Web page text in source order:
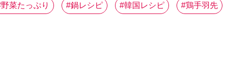
野菜たっぷり 鍋レシピ 韓国レシピ 鶏手羽先